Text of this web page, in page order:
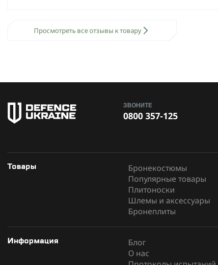
Просмотреть все отзывы к товару
ЗВОНИТЕ
0800 357-125
Товары
Бронекостюмы
Популярные товары
Плитоноски
Шлемы и аксессуары
Бронеплиты
Информация
Блог
О нас